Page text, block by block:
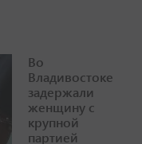
Во
Владивостоке
задержали
женщину с
крупной
партией